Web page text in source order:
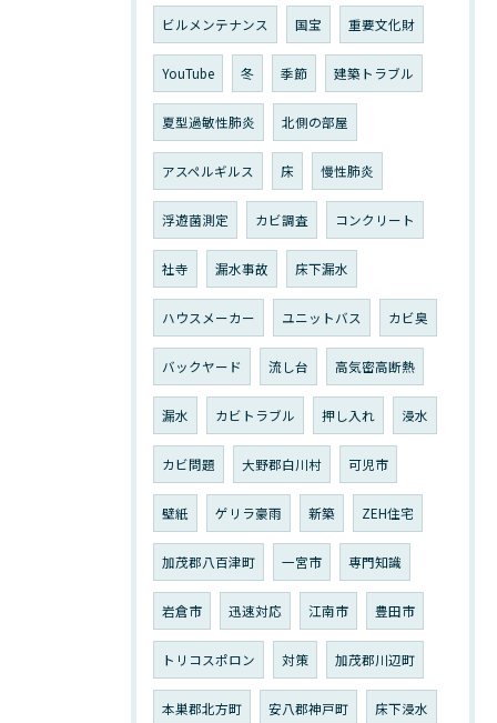
ビルメンテナンス 国宝 重要文化財
YouTube 冬 季節 建築トラブル
夏型過敏性肺炎 北側の部屋
アスペルギルス 床 慢性肺炎
浮遊菌測定 カビ調査 コンクリート
社寺 漏水事故 床下漏水
ハウスメーカー ユニットバス カビ臭
バックヤード 流し台 高気密高断熱
漏水 カビトラブル 押し入れ 浸水
カビ問題 大野郡白川村 可児市
壁紙 ゲリラ豪雨 新築 ZEH住宅
加茂郡八百津町 一宮市 専門知識
岩倉市 迅速対応 江南市 豊田市
トリコスポロン 対策 加茂郡川辺町
本巣郡北方町 安八郡神戸町 床下浸水